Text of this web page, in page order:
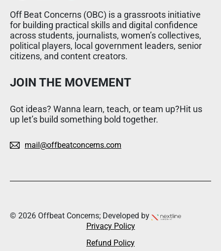
Off Beat Concerns (OBC) is a grassroots initiative
for building practical skills and digital confidence
across students, journalists, women’s collectives,
political players, local government leaders, senior
citizens, and content creators.
JOIN THE MOVEMENT
Got ideas? Wanna learn, teach, or team up?Hit us
up let’s build something bold together.
mail@offbeatconcerns.com
© 2026 Offbeat Concerns; Developed by
Privacy Policy
Refund Policy